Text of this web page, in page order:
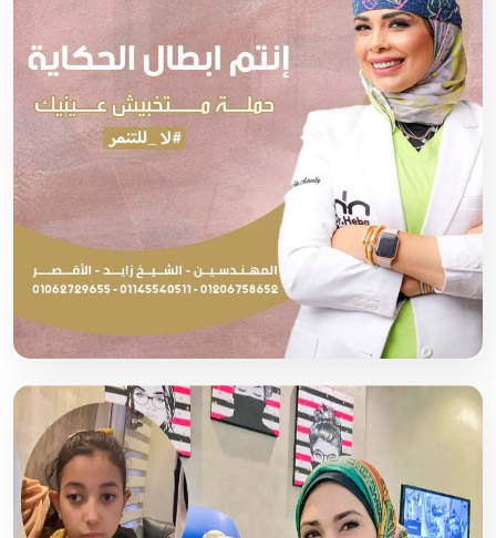
افضل دكتور عيون اطفال في مصر2026